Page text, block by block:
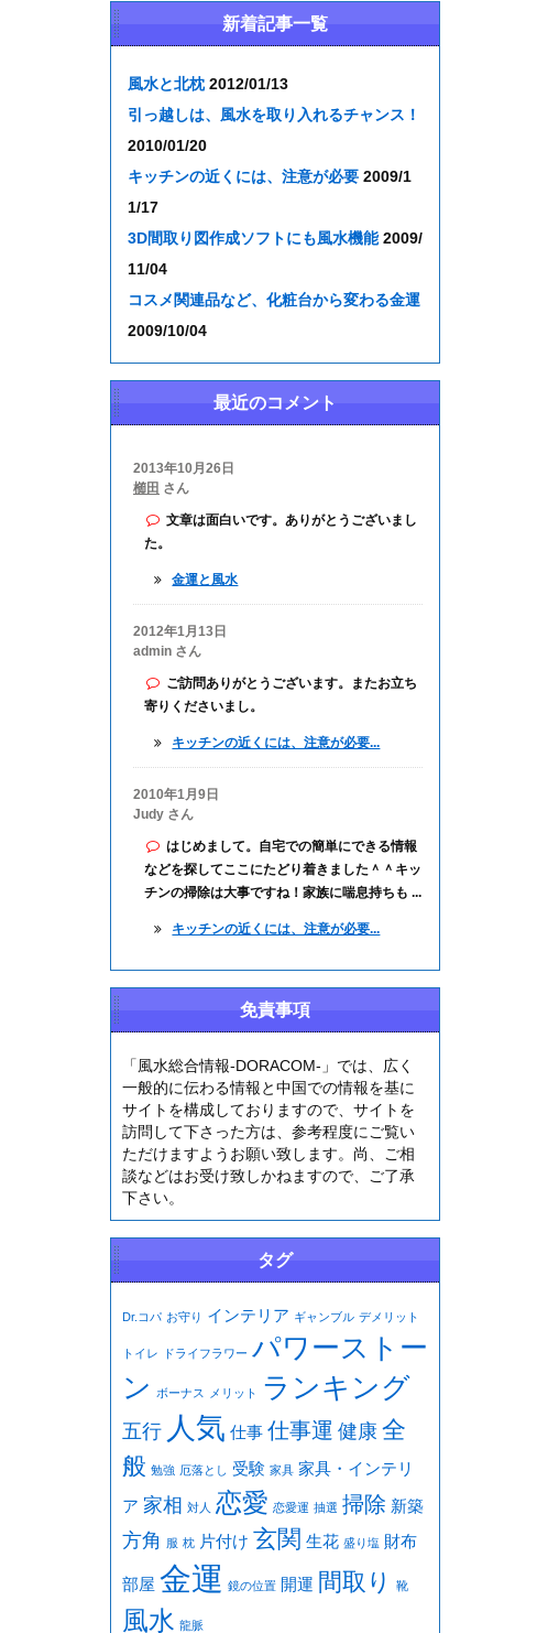
新着記事一覧
風水と北枕 2012/01/13
引っ越しは、風水を取り入れるチャンス！
2010/01/20
キッチンの近くには、注意が必要 2009/1
1/17
3D間取り図作成ソフトにも風水機能 2009/
11/04
コスメ関連品など、化粧台から変わる金運
2009/10/04
最近のコメント
2013年10月26日
櫛田 さん
文章は面白いです。ありがとうございまし
た。
金運と風水
2012年1月13日
admin さん
ご訪問ありがとうございます。またお立ち
寄りくださいまし。
キッチンの近くには、注意が必要...
2010年1月9日
Judy さん
はじめまして。自宅での簡単にできる情報
などを探してここにたどり着きました＾＾キッ
チンの掃除は大事ですね！家族に喘息持ちも ...
キッチンの近くには、注意が必要...
免責事項
「風水総合情報-DORACOM-」では、広く
一般的に伝わる情報と中国での情報を基に
サイトを構成しておりますので、サイトを
訪問して下さった方は、参考程度にご覧い
ただけますようお願い致します。尚、ご相
談などはお受け致しかねますので、ご了承
下さい。
タグ
Dr.コパ お守り インテリア ギャンブル デメリット
トイレ ドライフラワー パワーストー
ン
ボーナス メリット ランキング
五行 人気 仕事 仕事運 健康 全
般 勉強 厄落とし 受験 家具 家具・インテリ
ア 家相 対人 恋愛 恋愛運 抽選 掃除 新築
方角 服 枕 片付け 玄関 生花 盛り塩 財布
部屋 金運 鏡の位置 開運 間取り 靴
風水 龍脈